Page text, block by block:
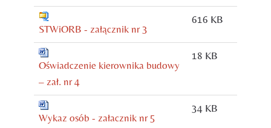
STWiORB - załącznik nr 3
616 KB
Oświadczenie kierownika budowy
– zał. nr 4
18 KB
Wykaz osób - załacznik nr 5
34 KB